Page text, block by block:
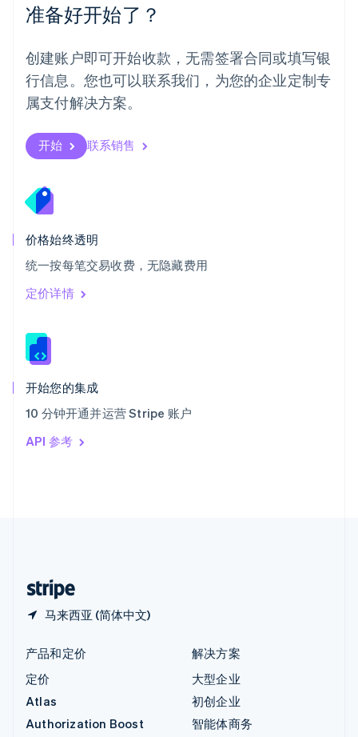
准备好开始了？
创建账户即可开始收款，无需签署合同或填写银
行信息。您也可以联系我们，为您的企业定制专
属支付解决方案。
开始 联系销售
价格始终透明
统一按每笔交易收费，无隐藏费用
定价详情
开始您的集成
10 分钟开通并运营 Stripe 账户
API 参考
马来西亚 (简体中文)
日本
日本語English
SvenskaEnglish
瑞士
DeutschFrançais ItalianoEnglish
塞浦路斯
斯洛伐克
English
English
泰国
ไทย
希腊
English
西班牙
Español
新加坡
新西兰
匈牙利
English
ItalianoEnglish
印度
English
产品和定价
定价
Atlas
Authorization Boost
解决方案
大型企业
初创企业
智能体商务